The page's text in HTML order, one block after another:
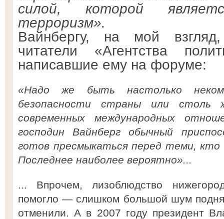
силой, которой
терроризм».
Вайнбергу, на мой
читатели «Агентства
написавшие ему на форуме:
«Надо же быть настолько
безопасности страны или столь
современных международных
господин Вайнберг обычный
готов пресмыкаться перед теми,
Последнее наиболее вероятно»...
... Впрочем, лизоблюдство
помогло — слишком большой шум
отменили. А в 2007 году президент